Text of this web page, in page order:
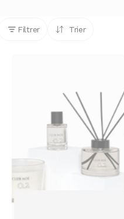
Filtrer Trier